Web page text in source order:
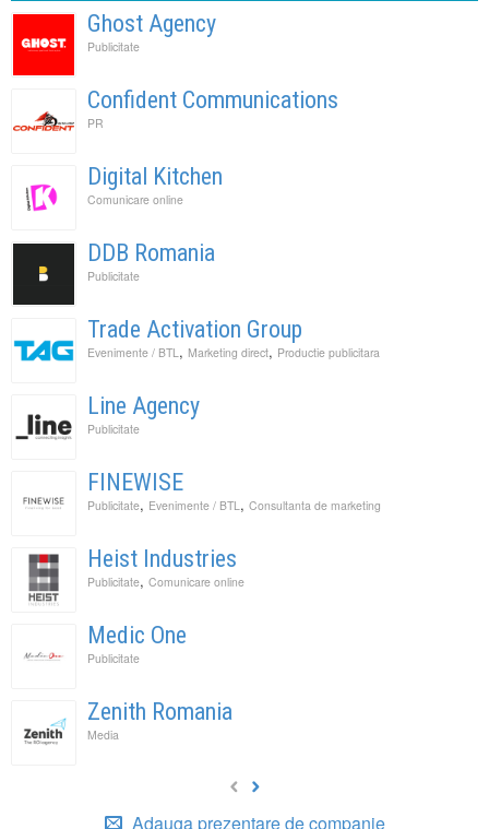
Ghost Agency
Publicitate
Confident Communications
PR
Digital Kitchen
Comunicare online
DDB Romania
Publicitate
Trade Activation Group
Evenimente / BTL, Marketing direct, Productie publicitara
Line Agency
Publicitate
FINEWISE
Publicitate, Evenimente / BTL, Consultanta de marketing
Heist Industries
Publicitate, Comunicare online
Medic One
Publicitate
Zenith Romania
Media
Adauga prezentare de companie